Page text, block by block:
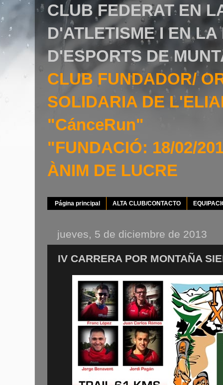
CLUB FEDERAT EN
D'ATLETISME I EN
D'ESPORTS DE
CLUB FUNDADOR/
SOLIDARIA DE
"CánceRun"
"FUNDACIÓ: 18/02/
ÀNIM DE LUCRE
Página principal ALTA CLUB/CONTACTO
jueves, 5 de diciembre de 2013
IV CARRERA POR MONTAÑA